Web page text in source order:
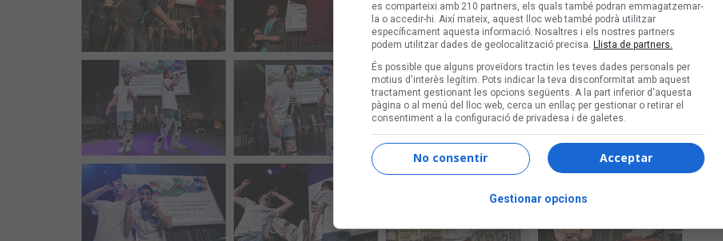
es comparteixi amb 210 partners, els quals també podran emmagatzemar-
la o accedir-hi. Així mateix, aquest lloc web també podrà utilitzar
específicament aquesta informació. Nosaltres i els nostres partners
podem utilitzar dades de geolocalització precisa. Llista de partners.
És possible que alguns proveïdors tractin les teves dades personals per
motius d'interès legítim. Pots indicar la teva disconformitat amb aquest
tractament gestionant les opcions següents. A la part inferior d'aquesta
pàgina o al menú del lloc web, cerca un enllaç per gestionar o retirar el
consentiment a la configuració de privadesa i de galetes.
Acceptar
No consentir
Gestionar opcions